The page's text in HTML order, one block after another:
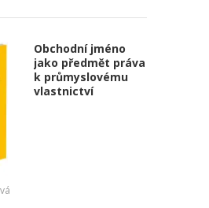
Obchodní jméno
jako předmět práva
k průmyslovému
vlastnictví